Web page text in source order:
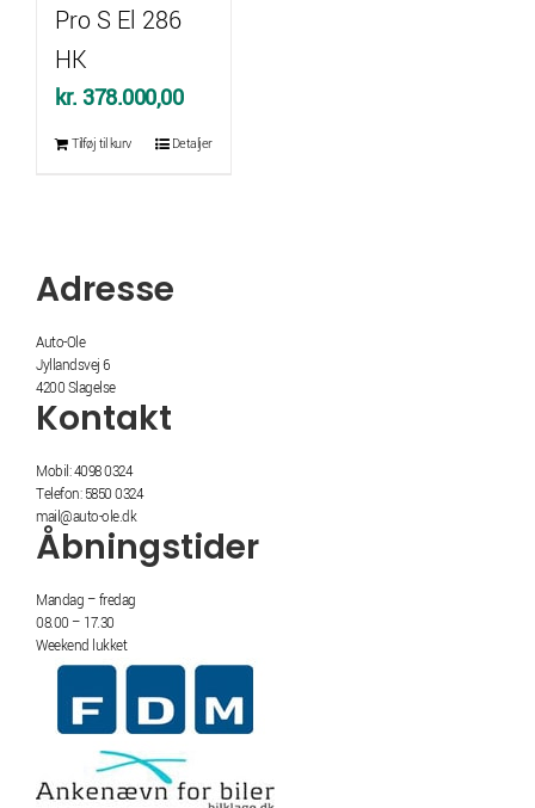
Pro S El 286
HK
kr. 378.000,00
Tilføj til kurv Detaljer
Adresse
Auto-Ole
Jyllandsvej 6
4200 Slagelse
Kontakt
Mobil: 4098 0324
Telefon: 5850 0324
mail@auto-ole.dk
Åbningstider
Mandag – fredag
08.00 – 17.30
Weekend lukket